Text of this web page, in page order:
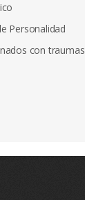
Personalidad
con traumas